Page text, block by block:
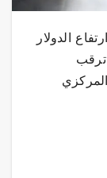
الدولار
ترقب